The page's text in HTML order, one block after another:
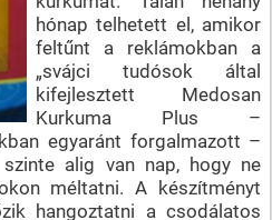
hónap telhetett el, amikor
feltűnt a reklámokban a
„svájci tudósok által
kifejlesztett Medosan
Kurkuma Plus –
egyaránt forgalmazott –
alig van nap, hogy ne
méltatni. A készítményt
hangoztatni a csodálatos